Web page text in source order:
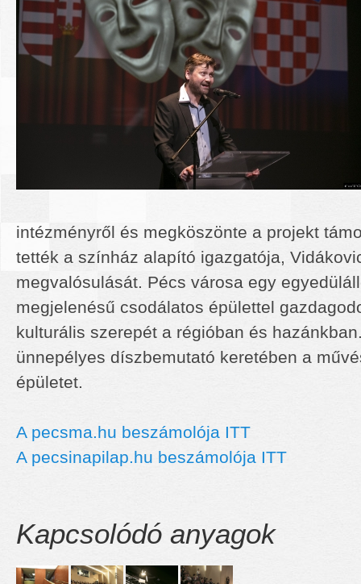
intézményről és megköszönte a projekt
tették a színház alapító igazgatója,
megvalósulását. Pécs városa egy
megjelenésű csodálatos épülettel
kulturális szerepét a régióban és
ünnepélyes díszbemutató keretében a
épületet.
A pecsma.hu beszámolója ITT
A pecsinapilap.hu beszámolója ITT
Kapcsolódó anyagok